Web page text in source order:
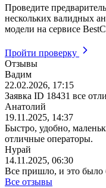
Проведите
нескольких валидных
модели на сервисе
Пройти проверку
Отзывы
Вадим
22.02.2026, 17:15
Заявка ID 18431 все
Анатолий
19.11.2025, 14:37
Быстро, удобно,
отличные операторы.
Нурай
14.11.2025, 06:30
Все пришло, и это было
Все отзывы